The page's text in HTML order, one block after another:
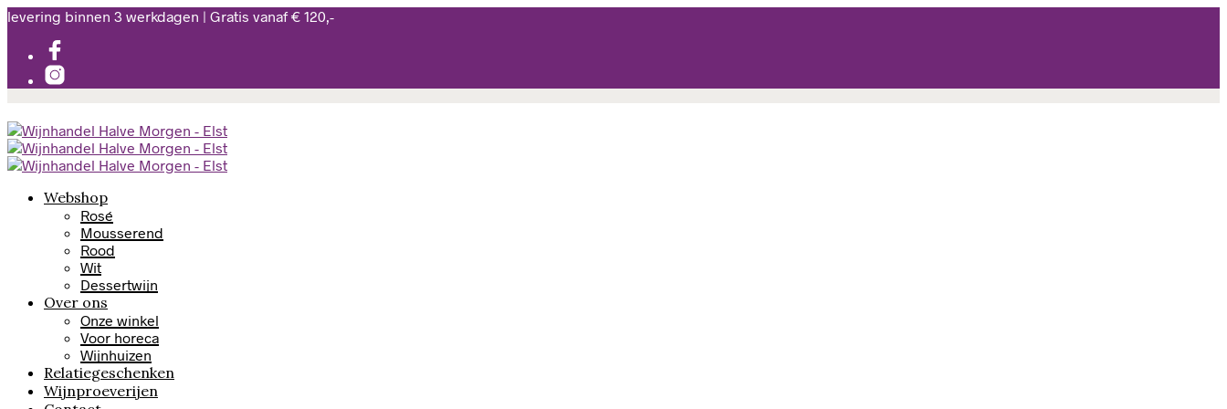
levering binnen 3 werkdagen | Gratis vanaf € 120,-
Webshop
Rosé
Mousserend
Rood
Wit
Dessertwijn
Over ons
Onze winkel
Voor horeca
Wijnhuizen
Relatiegeschenken
Wijnproeverijen